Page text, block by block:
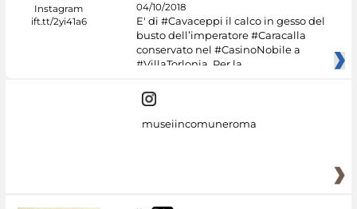
04/10/2018
E' di #Cavaceppi il calco in gesso del
busto dell’imperatore #Caracalla
conservato nel #CasinoNobile a
#VillaTorlonia. Per la
museiincomuneroma